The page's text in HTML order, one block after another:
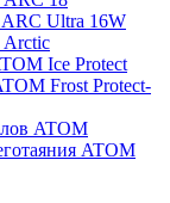
Ultra 16W
Ice Protect
Frost Protect-
ATOM
ATOM